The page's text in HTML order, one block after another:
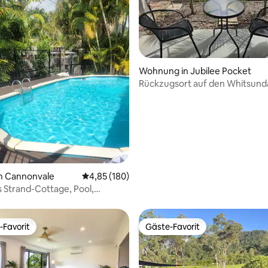
4,87 von 5, 119 Bewertungen
Cannonvale Durchschnittliche Bewertung: 4,85 von 5,
4,85 (180)
Strand-Cottage, Pool,
Wohnung in Jubilee Pocket
Rückzugsort auf den
Gäste-Favorit.
Favorit Gäste-Favorit
Gäste-Favorit